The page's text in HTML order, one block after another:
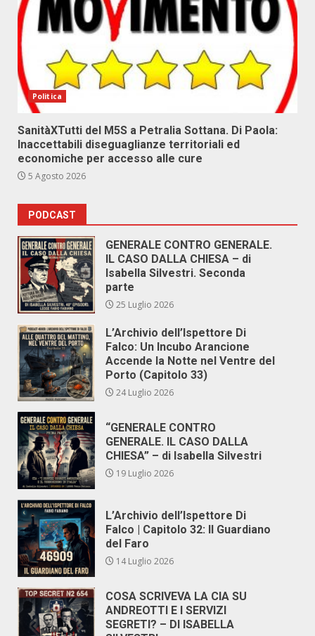
Politica
SanitàXTutti del M5S a Petralia Sottana. Di Paola:
Inaccettabili diseguaglianze territoriali ed
economiche per accesso alle cure
5 Agosto 2026
PODCAST
GENERALE CONTRO GENERALE.
IL CASO DALLA CHIESA – di
Isabella Silvestri. Seconda
parte
25 Luglio 2026
L’Archivio dell’Ispettore Di
Falco: Un Incubo Arancione
Accende la Notte nel Ventre del
Porto (Capitolo 33)
24 Luglio 2026
“GENERALE CONTRO
GENERALE. IL CASO DALLA
CHIESA” – di Isabella Silvestri
19 Luglio 2026
L’Archivio dell’Ispettore Di
Falco | Capitolo 32: Il Guardiano
del Faro
14 Luglio 2026
COSA SCRIVEVA LA CIA SU
ANDREOTTI E I SERVIZI
SEGRETI? – DI ISABELLA